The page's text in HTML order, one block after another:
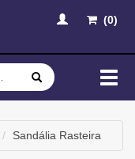
(0)
Sandália Rasteira